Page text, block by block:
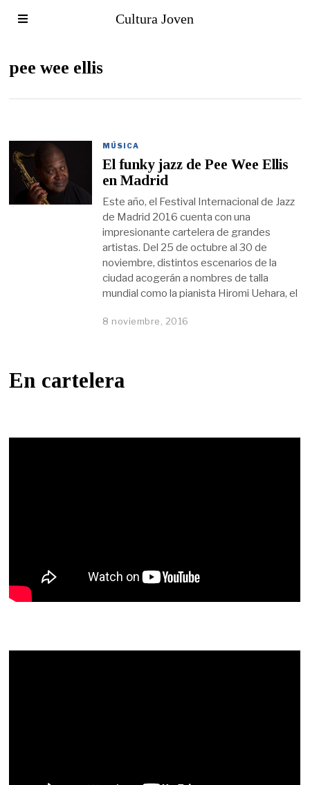
Cultura Joven
pee wee ellis
MÚSICA
El funky jazz de Pee Wee Ellis
en Madrid
Este año, el Festival Internacional de Jazz
de Madrid 2016 cuenta con una
impresionante cartelera de grandes
artistas. Del 25 de octubre al 30 de
noviembre, distintos escenarios de la
ciudad acogerán a nombres de talla
mundial como la pianista Hiromi Uehara, el
8 noviembre, 2016
En cartelera